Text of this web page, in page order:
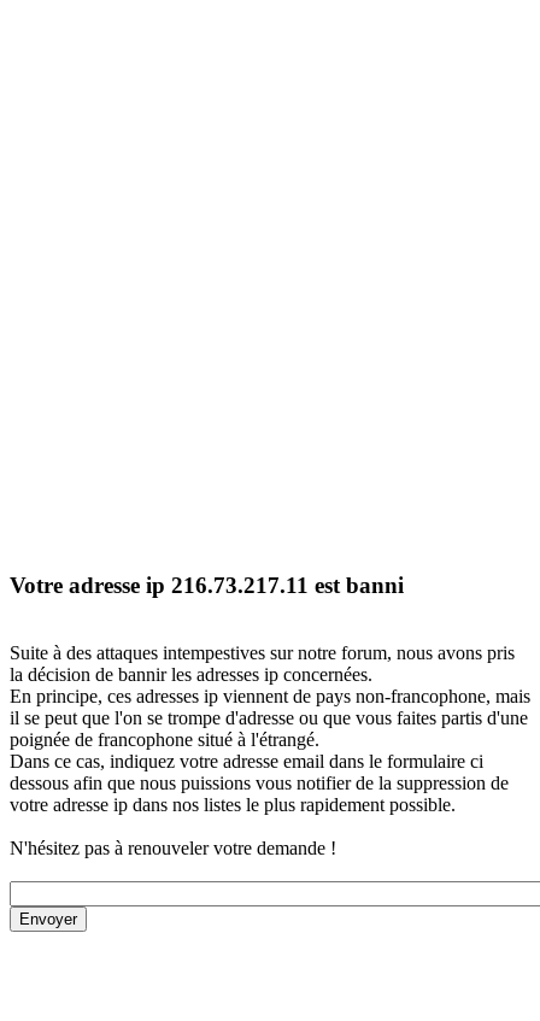
Votre adresse ip 216.73.217.11 est banni
Suite à des attaques intempestives sur notre forum, nous avons pris
la décision de bannir les adresses ip concernées.
En principe, ces adresses ip viennent de pays non-francophone, mais
il se peut que l'on se trompe d'adresse ou que vous faites partis d'une
poignée de francophone situé à l'étrangé.
Dans ce cas, indiquez votre adresse email dans le formulaire ci
dessous afin que nous puissions vous notifier de la suppression de
votre adresse ip dans nos listes le plus rapidement possible.
N'hésitez pas à renouveler votre demande !